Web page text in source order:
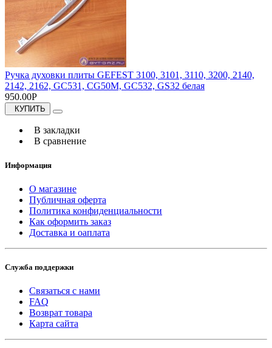
Ручка духовки плиты GEFEST 3100, 3101, 3110, 3200, 2140,
2142, 2162, GC531, CG50M, GC532, GS32 белая
950.00Р
КУПИТЬ
В закладки
В сравнение
Информация
О магазине
Публичная оферта
Политика конфиденциальности
Как оформить заказ
Доставка и оаплата
Служба поддержки
Связаться с нами
FAQ
Возврат товара
Карта сайта